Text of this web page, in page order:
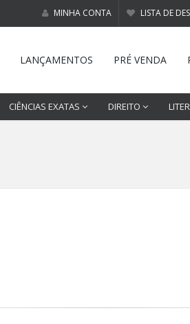
MINHA CONTA LISTA DE
LANÇAMENTOS PRÉ VENDA
CIÊNCIAS EXATAS DIREITO